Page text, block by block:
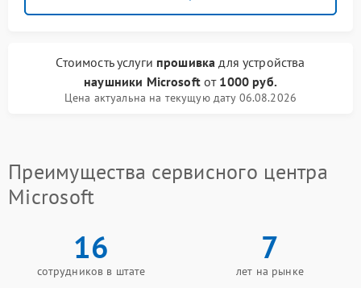
Стоимость услуги прошивка для устройства
наушники Microsoftот 1000 руб.
Цена актуальна на текущую дату 06.08.2026
Преимущества сервисного центра
Microsoft
16
сотрудников в штате
7
лет на рынке